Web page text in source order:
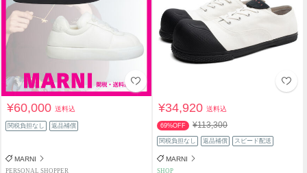
¥60,000送料込
関税負担なし 返品補償
MARNI
PERSONAL SHOPPER
¥34,920送料込
69%OFF ¥113,300
関税負担なし 返品補償 スピード配送
MARNI
SHOP